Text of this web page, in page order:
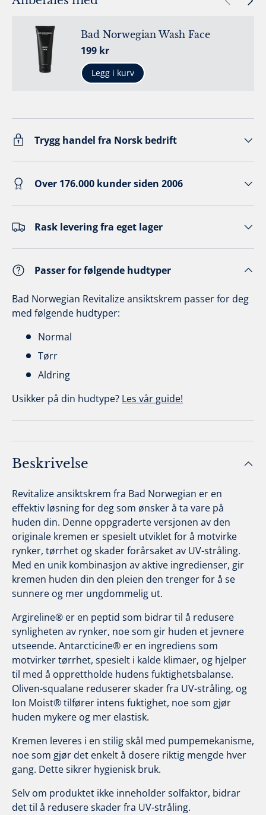
Bad Norwegian Wash Face
Ordinær pris
199 kr
Legg i kurv
Trygg handel fra Norsk bedrift
Over 176.000 kunder siden 2006
Rask levering fra eget lager
Passer for følgende hudtyper
Bad Norwegian Revitalize ansiktskrem passer for deg
med følgende hudtyper:
Normal
Tørr
Aldring
Usikker på din hudtype? Les vår guide!
Beskrivelse
Revitalize ansiktskrem fra Bad Norwegian er en
effektiv løsning for deg som ønsker å ta vare på
huden din. Denne oppgraderte versjonen av den
originale kremen er spesielt utviklet for å motvirke
rynker, tørrhet og skader forårsaket av UV-stråling.
Med en unik kombinasjon av aktive ingredienser, gir
kremen huden din den pleien den trenger for å se
sunnere og mer ungdommelig ut.
Argireline® er en peptid som bidrar til å redusere
synligheten av rynker, noe som gir huden et jevnere
utseende. Antarcticine® er en ingrediens som
motvirker tørrhet, spesielt i kalde klimaer, og hjelper
til med å opprettholde hudens fuktighetsbalanse.
Oliven-squalane reduserer skader fra UV-stråling, og
Ion Moist® tilfører intens fuktighet, noe som gjør
huden mykere og mer elastisk.
Kremen leveres i en stilig skål med pumpemekanisme,
noe som gjør det enkelt å dosere riktig mengde hver
gang. Dette sikrer hygienisk bruk.
Selv om produktet ikke inneholder solfaktor, bidrar
det til å redusere skader fra UV-stråling.